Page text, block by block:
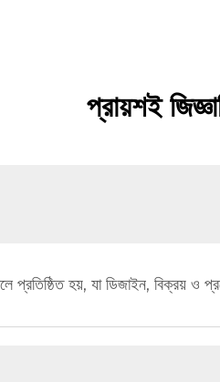
প্রায়শই
প্রতিষ্ঠিত হয়, যা ডিজাইন, বিক্রয় ও